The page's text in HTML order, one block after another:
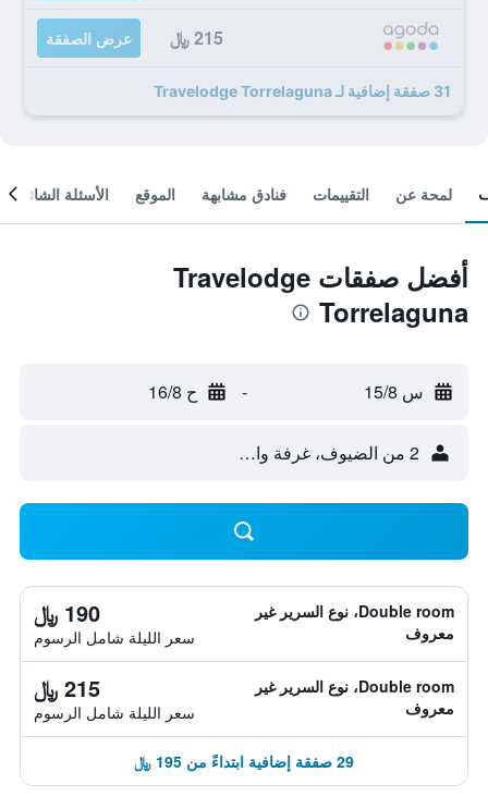
215 ﷼ عرض الصفقة
31 صفقة إضافية لـ Travelodge Torrelaguna
لمحة عن التقييمات فنادق مشابهة الموقع الأسئلة الشائعة
أفضل صفقات Travelodge
Torrelaguna
س 15/8 - ح 16/8
2 من الضيوف، غرفة واحدة
Double room، نوع السرير غير
معروف
190 ﷼
سعر الليلة شامل الرسوم
Double room، نوع السرير غير
معروف
215 ﷼
سعر الليلة شامل الرسوم
29 صفقة إضافية ابتداءً من 195 ﷼